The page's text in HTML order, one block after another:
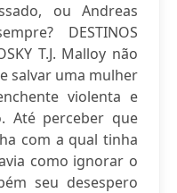
ou Andreas
DESTINOS
T.J. Malloy não
salvar uma mulher
violenta e
Até perceber que
com a qual tinha
como ignorar o
seu desespero